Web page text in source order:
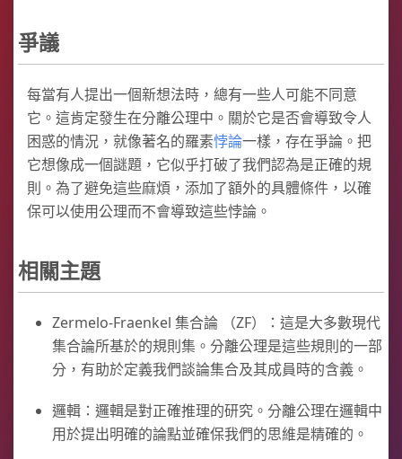
爭議
每當有人提出一個新想法時，總有一些人可能不同意
它。這肯定發生在分離公理中。關於它是否會導致令人
困惑的情況，就像著名的羅素悖論一樣，存在爭論。把
它想像成一個謎題，它似乎打破了我們認為是正確的規
則。為了避免這些麻煩，添加了額外的具體條件，以確
保可以使用公理而不會導致這些悖論。
相關主題
Zermelo-Fraenkel 集合論 （ZF）：這是大多數現代
集合論所基於的規則集。分離公理是這些規則的一部
分，有助於定義我們談論集合及其成員時的含義。
邏輯：邏輯是對正確推理的研究。分離公理在邏輯中
用於提出明確的論點並確保我們的思維是精確的。